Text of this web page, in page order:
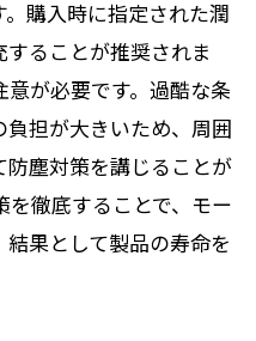
購入時に指定された潤
ることが推奨されま
が必要です。過酷な条
担が大きいため、周囲
塵対策を講じることが
を徹底することで、モー
果として製品の寿命を